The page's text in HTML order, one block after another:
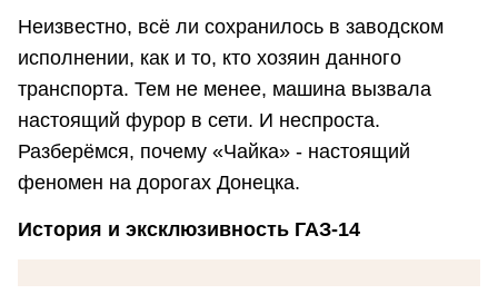
Неизвестно, всё ли сохранилось в заводском
исполнении, как и то, кто хозяин данного
транспорта. Тем не менее, машина вызвала
настоящий фурор в сети. И неспроста.
Разберёмся, почему «Чайка» - настоящий
феномен на дорогах Донецка.
История и эксклюзивность ГАЗ-14